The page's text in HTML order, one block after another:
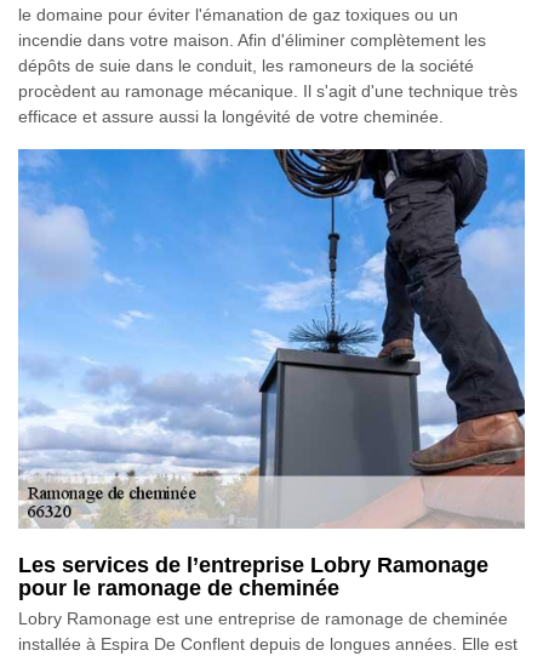
le domaine pour éviter l'émanation de gaz toxiques ou un
incendie dans votre maison. Afin d'éliminer complètement les
dépôts de suie dans le conduit, les ramoneurs de la société
procèdent au ramonage mécanique. Il s'agit d'une technique très
efficace et assure aussi la longévité de votre cheminée.
Les services de l’entreprise Lobry Ramonage
pour le ramonage de cheminée
Lobry Ramonage est une entreprise de ramonage de cheminée
installée à Espira De Conflent depuis de longues années. Elle est